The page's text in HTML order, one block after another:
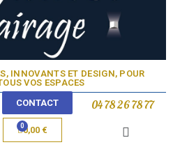
INNOVANTS ET DESIGN, POUR
VOS ESPACES​
CONTACT 04 78 26 78 77
0,00 €